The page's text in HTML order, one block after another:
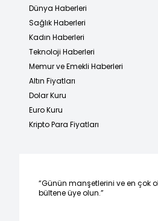
Dünya Haberleri
Sağlık Haberleri
Kadın Haberleri
Teknoloji Haberleri
Memur ve Emekli Haberleri
Altın Fiyatları
Dolar Kuru
Euro Kuru
Kripto Para Fiyatları
“Günün manşetlerini ve en çok
bültene üye olun.”